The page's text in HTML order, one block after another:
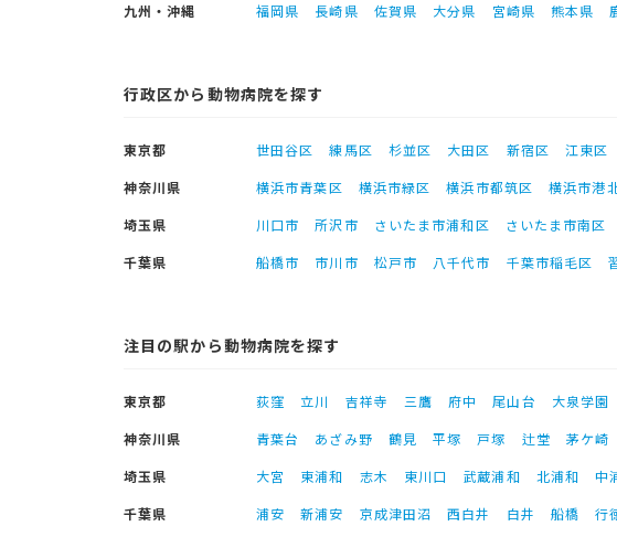
九州・沖縄
福岡県 長崎県 佐賀県 大分県 宮崎県 熊本県
行政区から動物病院を探す
東京都 世田谷区 練馬区 杉並区 大田区 新宿区 江東区
神奈川県
横浜市青葉区 横浜市緑区 横浜市都筑区 横浜市港
埼玉県
川口市 所沢市 さいたま市浦和区 さいたま市南区
千葉県
船橋市 市川市 松戸市 八千代市 千葉市稲毛区
注目の駅から動物病院を探す
東京都 荻窪 立川 吉祥寺 三鷹 府中 尾山台 大泉学園
神奈川県
青葉台 あざみ野 鶴見 平塚 戸塚 辻堂 茅ケ崎
埼玉県
大宮 東浦和 志木 東川口 武蔵浦和 北浦和 中
千葉県
浦安 新浦安 京成津田沼 西白井 白井 船橋 行